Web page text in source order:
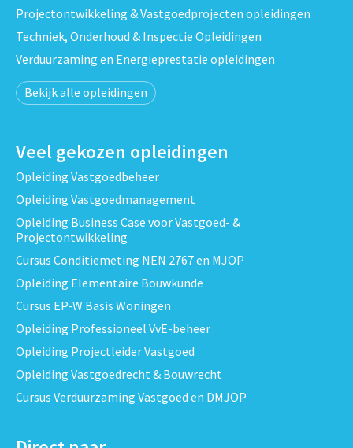
Projectontwikkeling & Vastgoedprojecten opleidingen
Techniek, Onderhoud & Inspectie Opleidingen
Verduurzaming en Energieprestatie opleidingen
Bekijk alle opleidingen
Veel gekozen opleidingen
Opleiding Vastgoedbeheer
Opleiding Vastgoedmanagement
Opleiding Business Case voor Vastgoed- &
Projectontwikkeling
Cursus Conditiemeting NEN 2767 en MJOP
Opleiding Elementaire Bouwkunde
Cursus EP-W Basis Woningen
Opleiding Professioneel VvE-beheer
Opleiding Projectleider Vastgoed
Opleiding Vastgoedrecht & Bouwrecht
Cursus Verduurzaming Vastgoed en DMJOP